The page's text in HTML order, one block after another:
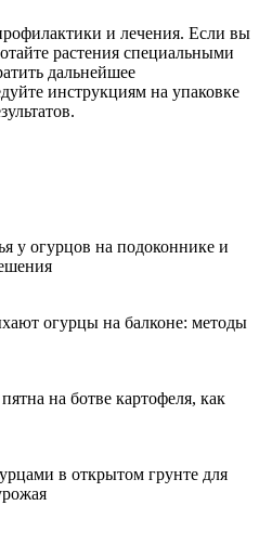
и лечения. Если вы
растения специальными
дальнейшее
инструкциям на упаковке
у огурцов на подоконнике и
огурцы на балконе: методы
на ботве картофеля, как
в открытом грунте для